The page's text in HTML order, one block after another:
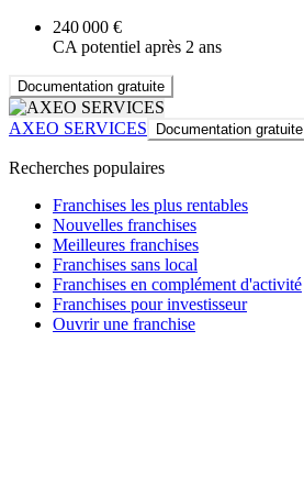
240 000 €
CA potentiel après 2 ans
Documentation gratuite
AXEO SERVICES Documentation gratuite
Recherches populaires
Franchises les plus rentables
Nouvelles franchises
Meilleures franchises
Franchises sans local
Franchises en complément d'activité
Franchises pour investisseur
Ouvrir une franchise